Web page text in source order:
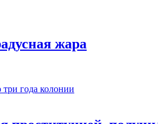
жара